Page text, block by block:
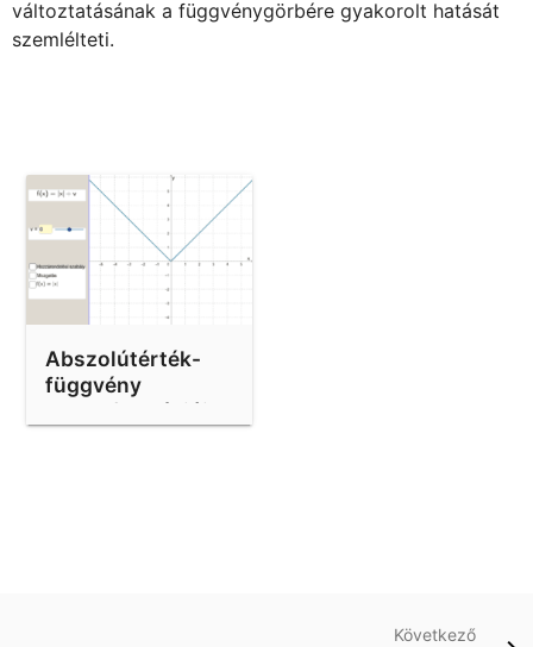
változtatásának a függvénygörbére gyakorolt hatását
szemlélteti.
Abszolútérték-
függvény
transzformációja
Következő